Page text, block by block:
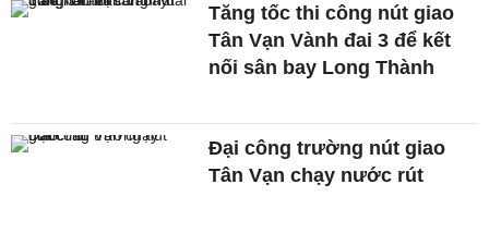
Tăng tốc thi công nút giao
Tân Vạn Vành đai 3 để kết
nối sân bay Long Thành
Đại công trường nút giao
Tân Vạn chạy nước rút